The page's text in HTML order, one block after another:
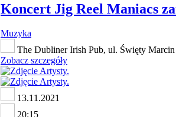
Koncert Jig Reel Maniacs
Muzyka
The Dubliner Irish Pub, ul. Święty Marcin
Zobacz szczegóły
13.11.2021
20:15